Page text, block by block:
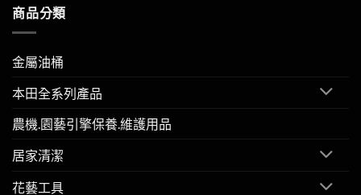
商品分類
金屬油桶
本田全系列產品
農機.園藝引擎保養.維護用品
居家清潔
花藝工具